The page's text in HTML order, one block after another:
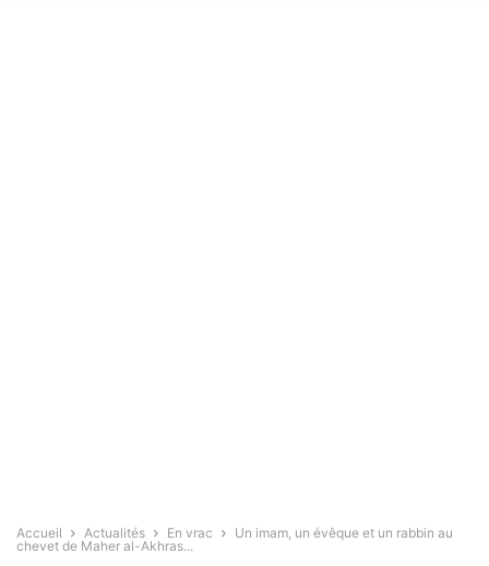
Accueil Actualités En vrac
Un imam, un évêque et un rabbin au
chevet de Maher al-Akhras...